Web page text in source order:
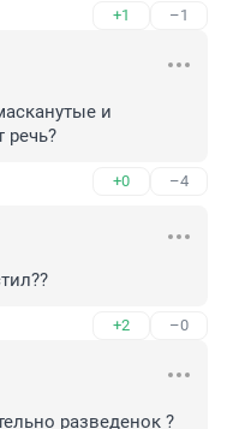
+1 –1
и
речь?
+0 –4
+2 –0
разведенок ?